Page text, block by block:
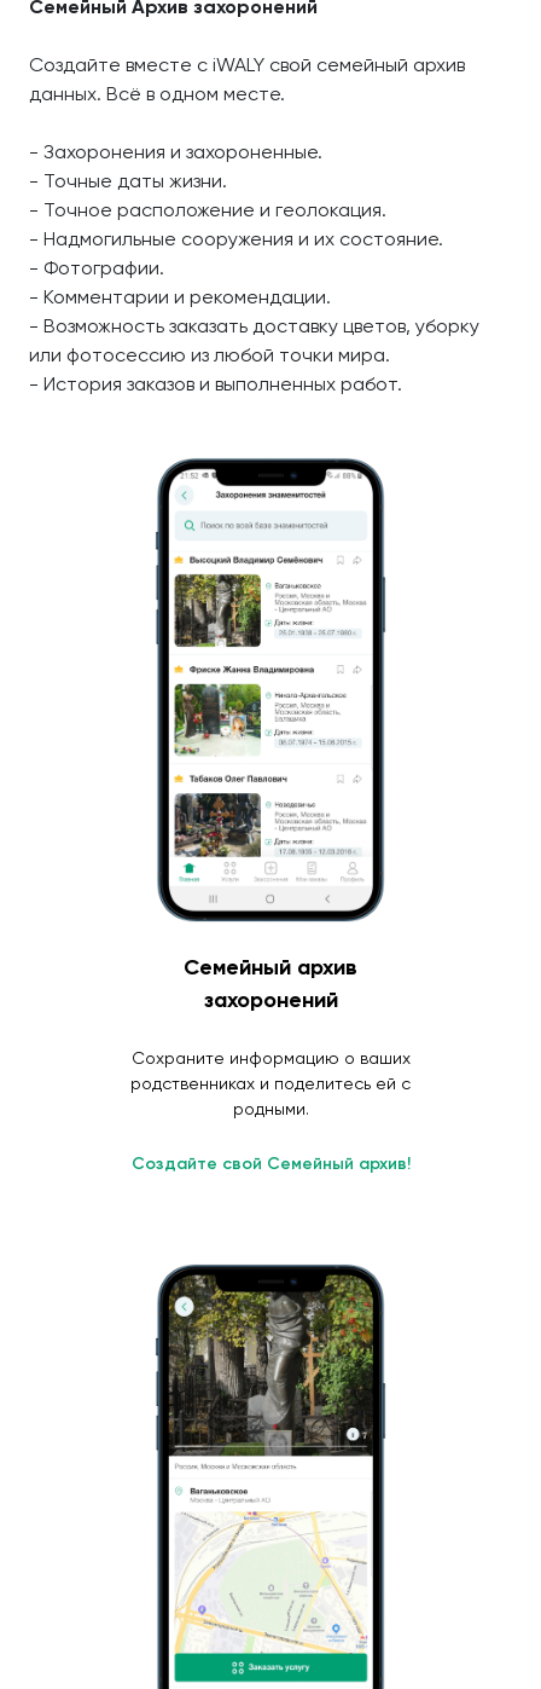
Семейный Архив захоронений
Создайте вместе с iWALY свой семейный архив
данных. Всё в одном месте.
- Захоронения и захороненные.
- Точные даты жизни.
- Точное расположение и геолокация.
- Надмогильные сооружения и их состояние.
- Фотографии.
- Комментарии и рекомендации.
- Возможность заказать доставку цветов, уборку
или фотосессию из любой точки мира.
- История заказов и выполненных работ.
Семейный архив
захоронений
Сохраните информацию о ваших
родственниках и поделитесь ей с
родными.
Создайте свой Семейный архив!